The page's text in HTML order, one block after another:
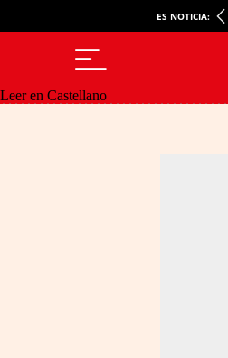
ES NOTICIA:
Leer en Castellano